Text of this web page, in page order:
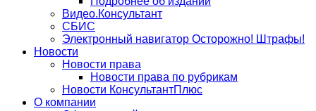
Видео.Консультант
СБИС
Электронный навигатор Осторожно! Штрафы!
Новости
Новости права
Новости права по рубрикам
Новости КонсультантПлюс
О компании